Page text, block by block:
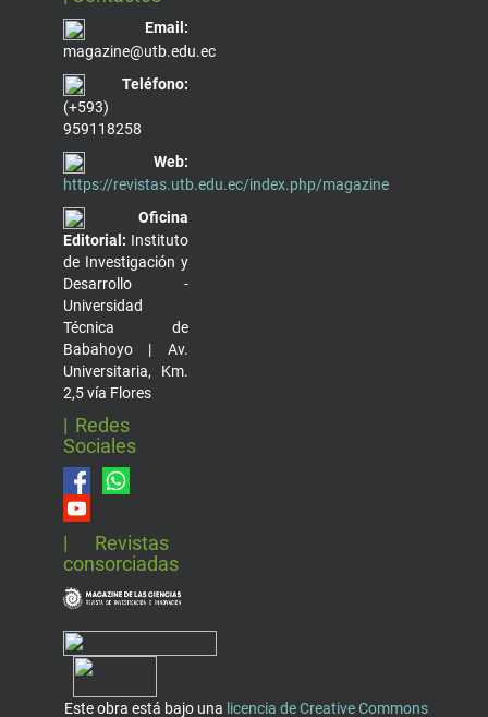
Email:
magazine@utb.edu.ec
Teléfono:
(+593)
959118258
Web:
https://revistas.utb.edu.ec/index.php/magazine
Oficina
Editorial: Instituto
de Investigación y
Desarrollo -
Universidad
Técnica de
Babahoyo | Av.
Universitaria, Km.
2,5 vía Flores
| Redes
Sociales
| Revistas
consorciadas
Este obra está bajo una licencia de Creative Commons